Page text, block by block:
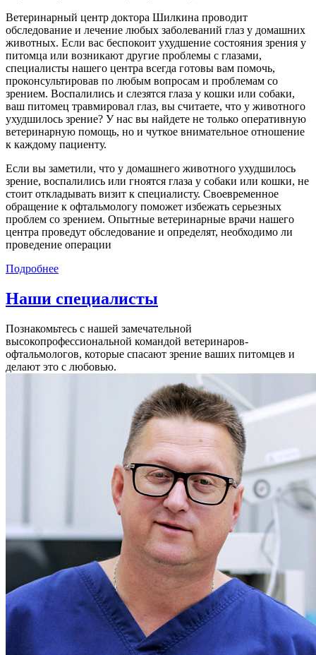
Ветеринарный центр доктора Шилкина проводит
обследование и лечение любых заболеваний глаз у домашних
животных. Если вас беспокоит ухудшение состояния зрения у
питомца или возникают другие проблемы с глазами,
специалисты нашего центра всегда готовы вам помочь,
проконсультировав по любым вопросам и проблемам со
зрением. Воспалились и слезятся глаза у кошки или собаки,
ваш питомец травмировал глаз, вы считаете, что у животного
ухудшилось зрение? У нас вы найдете не только оперативную
ветеринарную помощь, но и чуткое внимательное отношение
к каждому пациенту.
Если вы заметили, что у домашнего животного ухудшилось
зрение, воспалились или гноятся глаза у собаки или кошки, не
стоит откладывать визит к специалисту. Своевременное
обращение к офтальмологу поможет избежать серьезных
проблем со зрением. Опытные ветеринарные врачи нашего
центра проведут обследование и определят, необходимо ли
проведение операции
Подробнее
Наши специалисты
Познакомьтесь с нашей замечательной
высокопрофессиональной командой ветеринаров-
офтальмологов, которые спасают зрение ваших питомцев и
делают это с любовью.